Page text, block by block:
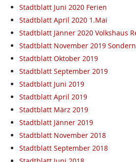
Stadtblatt Juni 2020 Ferien
Stadtblatt April 2020 1.Mai
Stadtblatt Jänner 2020 Volkshaus
Stadtblatt November 2019
Stadtblatt Oktober 2019
Stadtblatt September 2019
Stadtblatt Juni 2019
Stadtblatt April 2019
Stadtblatt März 2019
Stadtblatt Jänner 2019
Stadtblatt November 2018
Stadtblatt September 2018